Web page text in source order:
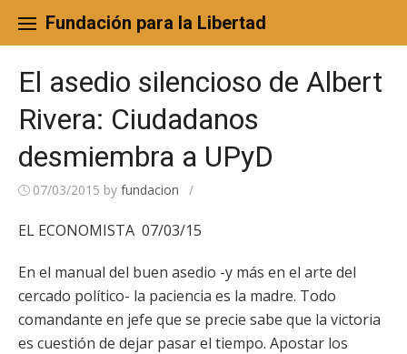
content
Fundación para la Libertad
El asedio silencioso de Albert
Rivera: Ciudadanos
desmiembra a UPyD
07/03/2015 by fundacion /
EL ECONOMISTA 07/03/15
En el manual del buen asedio -y más en el arte del
cercado político- la paciencia es la madre. Todo
comandante en jefe que se precie sabe que la victoria
es cuestión de dejar pasar el tiempo. Apostar los